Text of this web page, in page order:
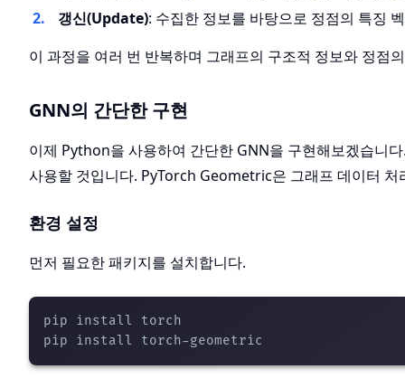
갱신(Update): 수집한 정보를 바탕으로 정점의 특징
이 과정을 여러 번 반복하며 그래프의 구조적 정보와 정점
GNN의 간단한 구현
이제 Python을 사용하여 간단한 GNN을 구현해보겠습니
사용할 것입니다. PyTorch Geometric은 그래프 데이터
환경 설정
먼저 필요한 패키지를 설치합니다.
pip install torch